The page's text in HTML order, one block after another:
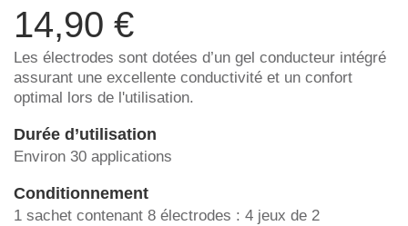
14,90 €
Les électrodes sont dotées d’un gel conducteur intégré
assurant une excellente conductivité et un confort
optimal lors de l'utilisation.
Durée d’utilisation
Environ 30 applications
Conditionnement
1 sachet contenant 8 électrodes : 4 jeux de 2